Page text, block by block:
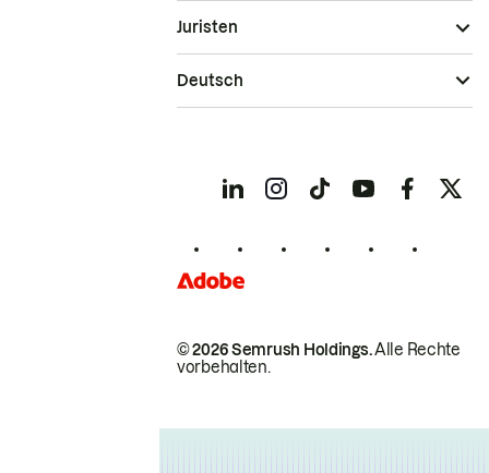
© 2026 Semrush Holdings.Alle Rechte
vorbehalten.
Juristen
Deutsch